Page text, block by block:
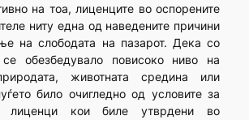
на тоа, лиценците во оспорените
ниту една од наведените причини
на слободата на пазарот. Дека со
обезбедувало повисоко ниво на
животната средина или
било очигледно од условите за
лиценци кои биле утврдени во